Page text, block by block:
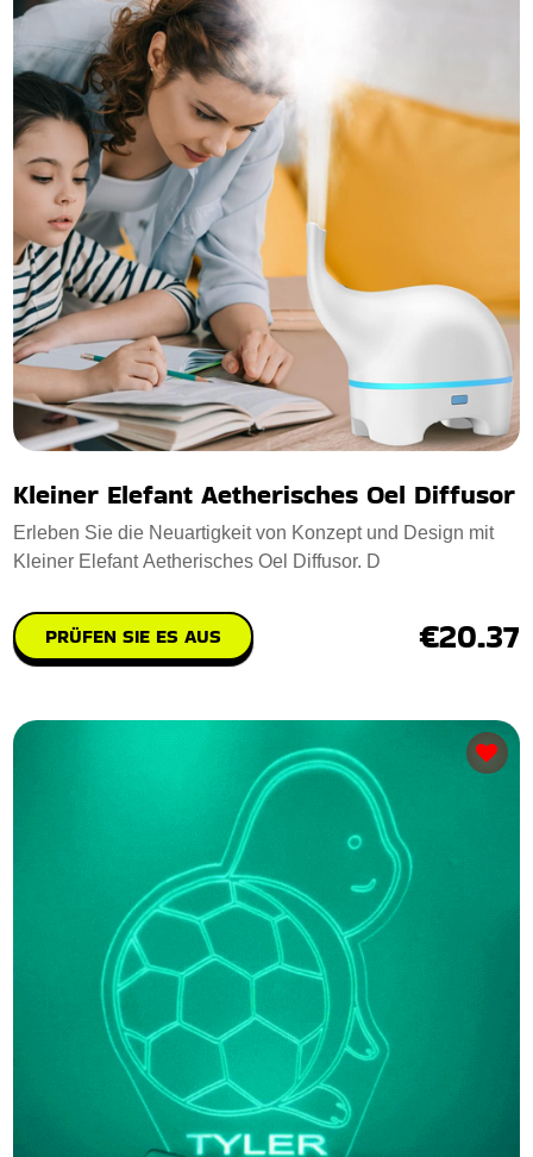
Kleiner Elefant Aetherisches Oel Diffusor
Erleben Sie die Neuartigkeit von Konzept und Design mit
Kleiner Elefant Aetherisches Oel Diffusor. D
PRÜFEN SIE ES AUS €20.37